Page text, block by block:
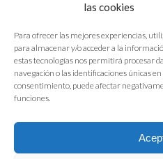
las cookies
Para ofrecer las mejores experiencias,
para almacenar y/o acceder a la
estas tecnologías nos permitirá procesar
navegación o las identificaciones únicas
consentimiento, puede afectar
funciones.